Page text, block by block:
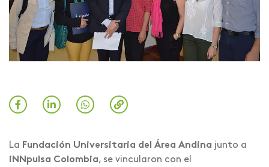
La Fundación Universitaria del Área Andina junto a
iNNpulsa Colombia, se vincularon con el